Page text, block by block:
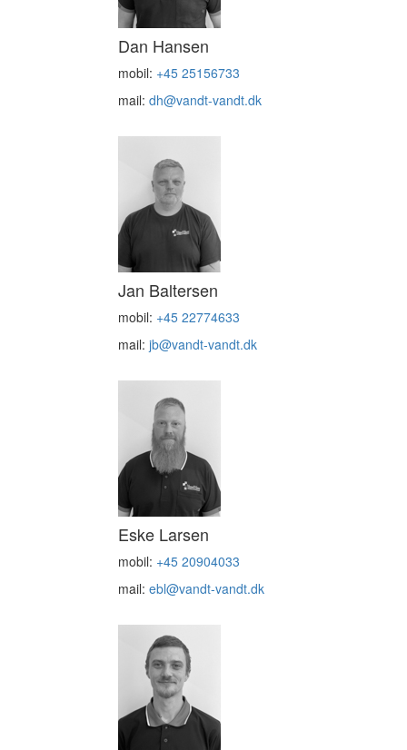
Dan Hansen
mobil: +45 25156733
mail: dh@vandt-vandt.dk
Jan Baltersen
mobil: +45 22774633
mail: jb@vandt-vandt.dk
Eske Larsen
mobil: +45 20904033
mail: ebl@vandt-vandt.dk